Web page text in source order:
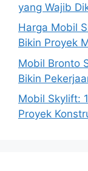
yang Wajib
Harga Mobil
Bikin Proyek
Mobil Bronto
Bikin
Mobil Skylift:
Proyek